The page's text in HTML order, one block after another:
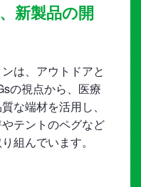
新製品の開
は、アウトドアと
の視点から、医療
な端材を活用し、
テントのペグなど
組んでいます。